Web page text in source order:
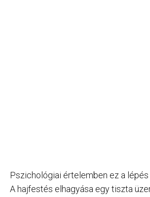
Pszichológiai értelemben ez a
A hajfestés elhagyása egy tiszta